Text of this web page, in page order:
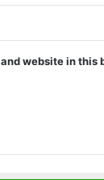
website in this